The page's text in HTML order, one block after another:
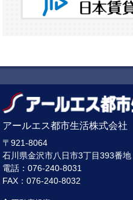
アールエス都市生活株式会社
〒921-8064
石川県金沢市八日市3丁目393番地
電話：076-240-8031
FAX：076-240-8032